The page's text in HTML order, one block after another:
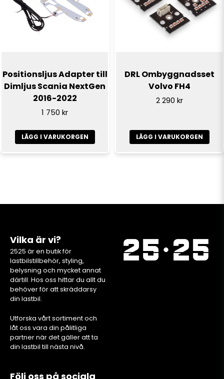
Positionsljus Adapter till
Dimljus Scania NextGen
2016-2022
1 750 kr
LÄGG I VARUKORGEN
DRL Ombyggnadsset
Volvo FH4
2 290 kr
LÄGG I VARUKORGEN
Vilka är vi?
2525 är en butik för
lastbilstillbehör, styling,
belysning och mycket annat
därtill. Hos oss hittar du allt du
behöver för att skräddarsy
din lastbil.
Utforska vårt sortiment och
låt oss vara din pålitliga
partner när det gäller att ta
din lastbil till nästa nivå.
Följ oss på sociala